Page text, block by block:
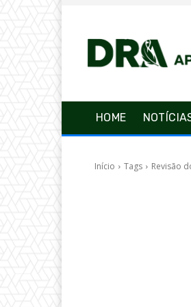
HOME
Início Tags Revisão